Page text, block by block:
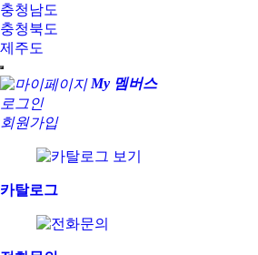
충청남도
충청북도
제주도
My 멤버스
로그인
회원가입
카탈로그